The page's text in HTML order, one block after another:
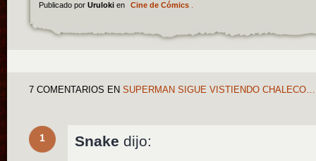
Publicado por Uruloki en Cine de Cómics.
7 COMENTARIOS EN SUPERMAN SIGUE VISTIENDO CHALECO…
1 Snake dijo: